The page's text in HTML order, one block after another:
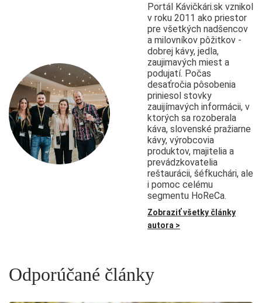
Portál Kávičkári.sk vznikol
v roku 2011 ako priestor
pre všetkých nadšencov
a milovníkov pôžitkov -
dobrej kávy, jedla,
zaujimavých miest a
podujatí. Počas
desaťročia pôsobenia
priniesol stovky
zauijímavých informácii, v
ktorých sa rozoberala
káva, slovenské pražiarne
kávy, výrobcovia
produktov, majitelia a
prevádzkovatelia
reštaurácii, šéfkuchári, ale
i pomoc celému
segmentu HoReCa.
Zobraziť všetky články
autora >
Odporúčané články